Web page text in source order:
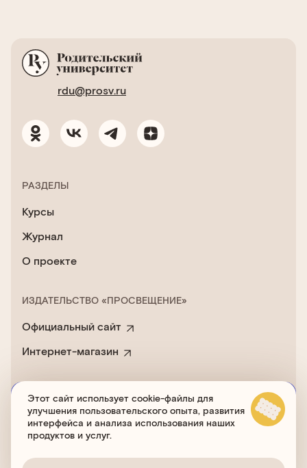
rdu@prosv.ru
РАЗДЕЛЫ
Курсы
Журнал
О проекте
ИЗДАТЕЛЬСТВО «ПРОСВЕЩЕНИЕ»
Официальный сайт
Интернет-магазин
Пользовательское соглашение
Политика обработки cookies
Этот сайт использует cookie-файлы для
улучшения пользовательского опыта, развития
интерфейса и анализа использования наших
продуктов и услуг.